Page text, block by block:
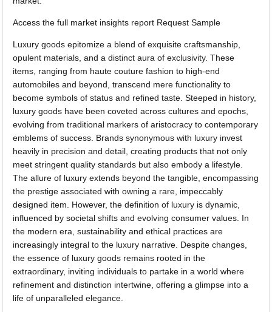
Access the full market insights report Request Sample
Luxury goods epitomize a blend of exquisite craftsmanship,
opulent materials, and a distinct aura of exclusivity. These
items, ranging from haute couture fashion to high-end
automobiles and beyond, transcend mere functionality to
become symbols of status and refined taste. Steeped in history,
luxury goods have been coveted across cultures and epochs,
evolving from traditional markers of aristocracy to contemporary
emblems of success. Brands synonymous with luxury invest
heavily in precision and detail, creating products that not only
meet stringent quality standards but also embody a lifestyle.
The allure of luxury extends beyond the tangible, encompassing
the prestige associated with owning a rare, impeccably
designed item. However, the definition of luxury is dynamic,
influenced by societal shifts and evolving consumer values. In
the modern era, sustainability and ethical practices are
increasingly integral to the luxury narrative. Despite changes,
the essence of luxury goods remains rooted in the
extraordinary, inviting individuals to partake in a world where
refinement and distinction intertwine, offering a glimpse into a
life of unparalleled elegance.